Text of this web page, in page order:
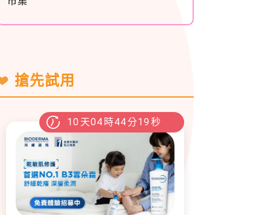
搶先試用
10 天04 時44分17 秒